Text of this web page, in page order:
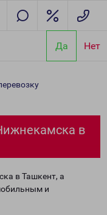
Да Нет
в
в Ташкент, а
и